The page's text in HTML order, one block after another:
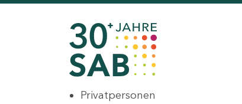
Privatpersonen